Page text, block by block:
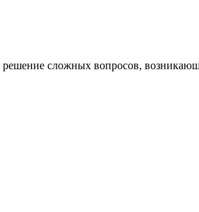
сложных вопросов,